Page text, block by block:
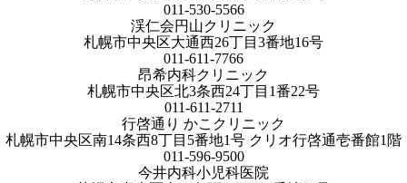
011-530-5566
渓仁会円山クリニック
札幌市中央区大通西26丁目3番地16号
011-611-7766
昂希内科クリニック
札幌市中央区北3条西24丁目1番22号
011-611-2711
行啓通り かこクリニック
札幌市中央区南14条西8丁目5番地1号 クリオ行啓通壱番館1階
011-596-9500
今井内科小児科医院